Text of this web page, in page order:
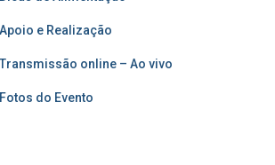
Apoio e Realização
Transmissão online – Ao vivo
Fotos do Evento